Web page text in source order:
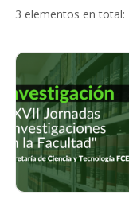
3 elementos en total: